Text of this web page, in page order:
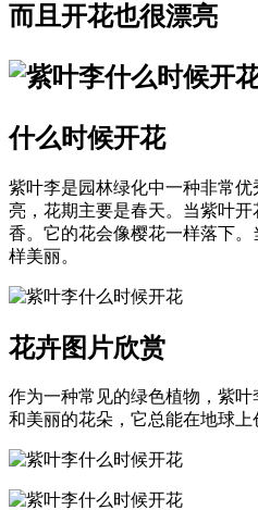
而且开花也很漂亮
什么时候开花
紫叶李是园林绿化中一种非常
亮，花期主要是春天。当紫叶
香。它的花会像樱花一样落下
样美丽。
花卉图片欣赏
作为一种常见的绿色植物，紫
和美丽的花朵，它总能在地球上